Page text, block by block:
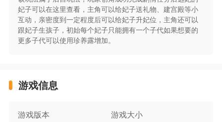
活动时间：永久
发放方式：联系客服，申请后邮件发放(1-2个工作
活动规则：单日实际支付金额(0.1折后)累充1000元
活动内容：该游戏单日大额充值可申请额外奖励，
妃子可以在这里查看，主角可以给妃子送礼物、建宫殿等小
互动，亲密度到一定程度后可以给妃子升妃位，主角还可以
跟妃子生孩子，初始每个妃子只能拥有一个子代如果想要的
更多子代可以使用珍养露增加。
游戏信息
游戏版本
游戏大小